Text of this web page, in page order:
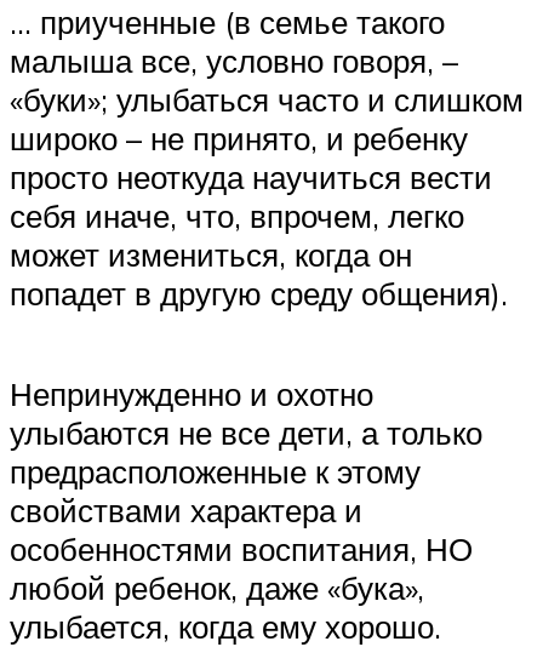
… приученные (в семье такого
малыша все, условно говоря, –
«буки»; улыбаться часто и слишком
широко – не принято, и ребенку
просто неоткуда научиться вести
себя иначе, что, впрочем, легко
может измениться, когда он
попадет в другую среду общения).
Непринужденно и охотно
улыбаются не все дети, а только
предрасположенные к этому
свойствами характера и
особенностями воспитания, НО
любой ребенок, даже «бука»,
улыбается, когда ему хорошо.